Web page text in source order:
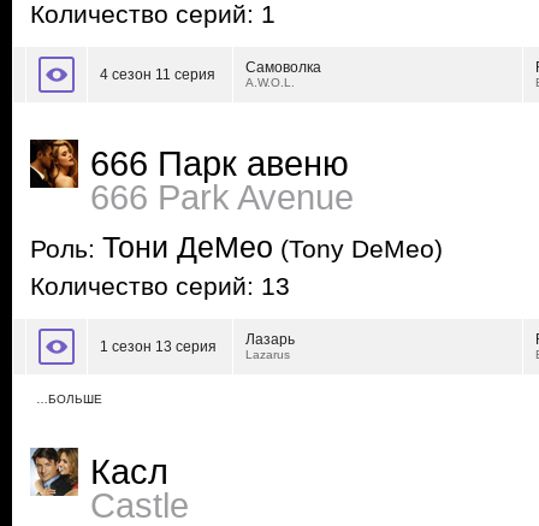
Количество серий: 1
4 сезон 11 серия Самоволка
A.W.O.L.
666 Парк авеню
666 Park Avenue
Роль: Тони ДеМео (Tony DeMeo)
Количество серий: 13
1 сезон 13 серия Лазарь
Lazarus
…БОЛЬШЕ
Касл
Castle